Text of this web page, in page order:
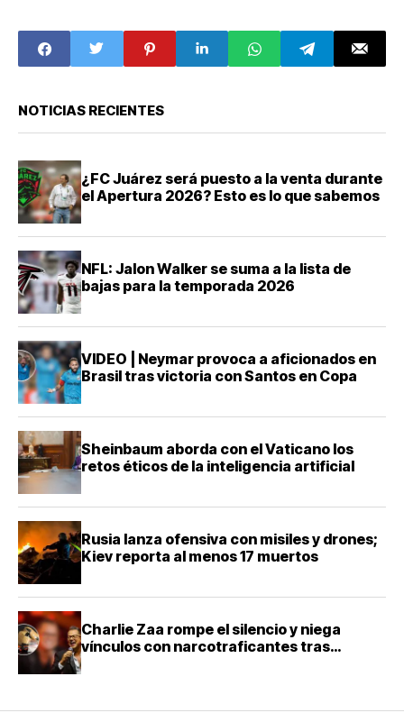
por su manejo
responsable y
transparente
NOTICIAS RECIENTES
¿FC Juárez será puesto a la venta durante
el Apertura 2026? Esto es lo que sabemos
NFL: Jalon Walker se suma a la lista de
bajas para la temporada 2026
VIDEO | Neymar provoca a aficionados en
Brasil tras victoria con Santos en Copa
Sheinbaum aborda con el Vaticano los
retos éticos de la inteligencia artificial
Rusia lanza ofensiva con misiles y drones;
Kiev reporta al menos 17 muertos
Charlie Zaa rompe el silencio y niega
vínculos con narcotraficantes tras